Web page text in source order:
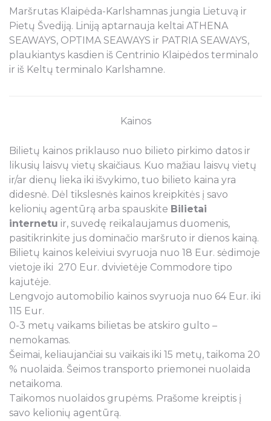
Maršrutas Klaipėda-Karlshamnas jungia Lietuvą ir
Pietų Švediją. Liniją aptarnauja keltai ATHENA
SEAWAYS, OPTIMA SEAWAYS ir PATRIA SEAWAYS,
plaukiantys kasdien iš Centrinio Klaipėdos terminalo
ir iš Keltų terminalo Karlshamne.
Kainos
Bilietų kainos priklauso nuo bilieto pirkimo datos ir
likusių laisvų vietų skaičiaus. Kuo mažiau laisvų vietų
ir/ar dienų lieka iki išvykimo, tuo bilieto kaina yra
didesnė. Dėl tikslesnės kainos kreipkitės į savo
kelionių agentūrą arba spauskite Bilietai
internetu ir, suvedę reikalaujamus duomenis,
pasitikrinkite jus dominačio maršruto ir dienos kainą.
Bilietų kainos keleiviui svyruoja nuo 18 Eur. sėdimoje
vietoje iki 270 Eur. dvivietėje Commodore tipo
kajutėje.
Lengvojo automobilio kainos svyruoja nuo 64 Eur. iki
115 Eur.
0-3 metų vaikams bilietas be atskiro gulto –
nemokamas.
Šeimai, keliaujančiai su vaikais iki 15 metų, taikoma 20
% nuolaida. Šeimos transporto priemonei nuolaida
netaikoma.
Taikomos nuolaidos grupėms. Prašome kreiptis į
savo kelionių agentūrą.